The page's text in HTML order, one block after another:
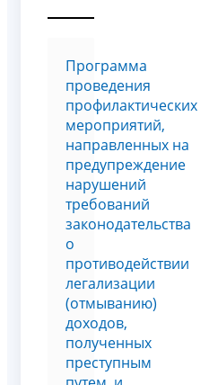
Программа
проведения
профилактических
мероприятий,
направленных на
предупреждение
нарушений
требований
законодательства
о
противодействии
легализации
(отмыванию)
доходов,
полученных
преступным